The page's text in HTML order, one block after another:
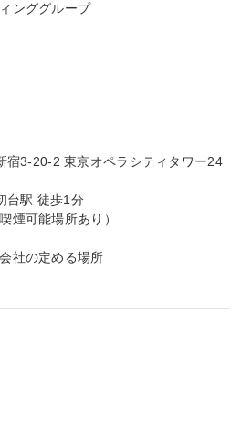
ンググループ
宿3-20-2 東京オペラシティタワー24
台駅 徒歩1分
煙可能場所あり）
社の定める場所